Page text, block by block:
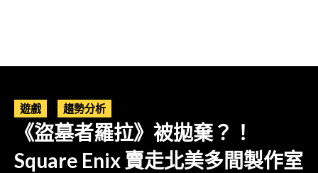
遊戲 趨勢分析
《盜墓者羅拉》被拋棄？！
Square Enix 賣走北美多間製作室